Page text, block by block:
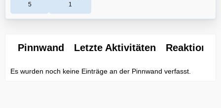
5
1
Pinnwand Letzte Aktivitäten Reaktionen
Es wurden noch keine Einträge an der Pinnwand verfasst.